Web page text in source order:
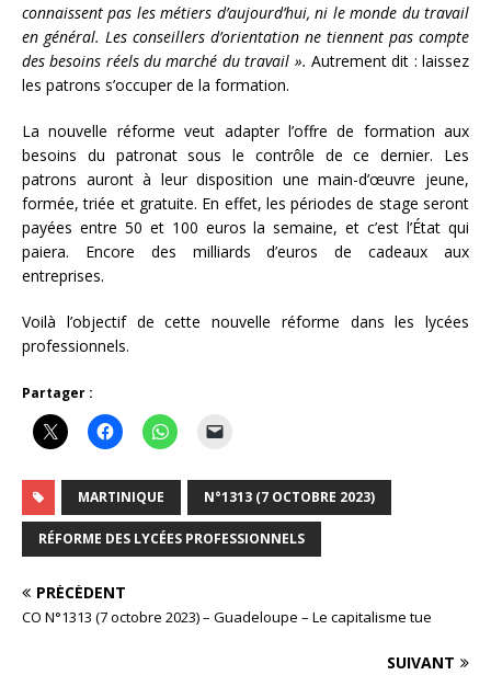
connaissent pas les métiers d’aujourd’hui, ni le monde du travail
en général. Les conseillers d’orientation ne tiennent pas compte
des besoins réels du marché du travail ». Autrement dit : laissez
les patrons s’occuper de la formation.
La nouvelle réforme veut adapter l’offre de formation aux
besoins du patronat sous le contrôle de ce dernier. Les
patrons auront à leur disposition une main-d’œuvre jeune,
formée, triée et gratuite. En effet, les périodes de stage seront
payées entre 50 et 100 euros la semaine, et c’est l’État qui
paiera. Encore des milliards d’euros de cadeaux aux
entreprises.
Voilà l’objectif de cette nouvelle réforme dans les lycées
professionnels.
Partager :
MARTINIQUE N°1313 (7 OCTOBRE 2023)
RÉFORME DES LYCÉES PROFESSIONNELS
PRÉCÉDENT
CO N°1313 (7 octobre 2023) – Guadeloupe – Le capitalisme tue
SUIVANT